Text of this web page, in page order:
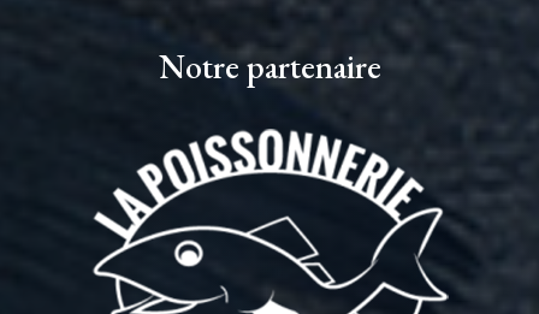
Notre partenaire